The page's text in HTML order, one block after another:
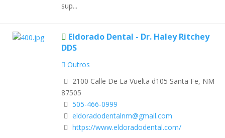
sup...
Eldorado Dental - Dr. Haley Ritchey
DDS
Outros
2100 Calle De La Vuelta d105 Santa Fe, NM
87505
505-466-0999
eldoradodentalnm@gmail.com
https://www.eldoradodental.com/